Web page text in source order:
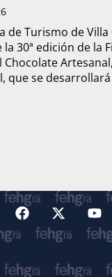
de Turismo de Villa
30ª edición de la
Chocolate
que se